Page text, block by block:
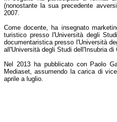
(nonostante la sua precedente
2007.
Come docente, ha insegnato
turistico presso l'Università degli
documentaristica presso l'Università
all'Università degli Studi dell'Insubria di
Nel 2013 ha pubblicato con Paolo
Mediaset, assumendo la carica di
aprile a luglio.